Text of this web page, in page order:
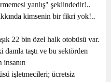
yanlış" şeklindedir!..
kimsenin bir fikri yok!..
22 bin özel halk otobüsü var.
taştı ve bu sektörden
işletmecileri; ücretsiz